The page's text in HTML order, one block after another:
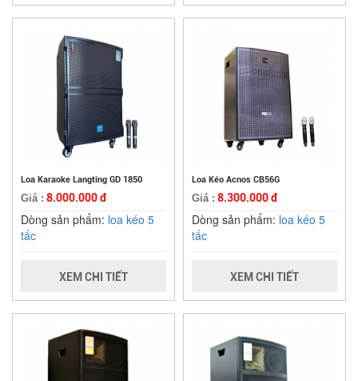
Loa Karaoke Langting GD 1850
Giá : 8.000.000 đ
Dòng sản phẩm: loa kéo 5
tấc
XEM CHI TIẾT
Loa Kéo Acnos CB56G
Giá : 8.300.000 đ
Dòng sản phẩm: loa kéo 5
tấc
XEM CHI TIẾT